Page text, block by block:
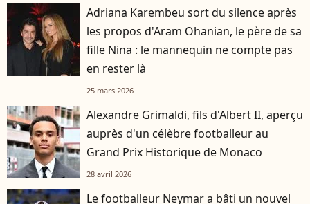
Adriana Karembeu sort du silence après
les propos d'Aram Ohanian, le père de sa
fille Nina : le mannequin ne compte pas
en rester là
25 mars 2026
Alexandre Grimaldi, fils d'Albert II, aperçu
auprès d'un célèbre footballeur au
Grand Prix Historique de Monaco
28 avril 2026
Le footballeur Neymar a bâti un nouvel